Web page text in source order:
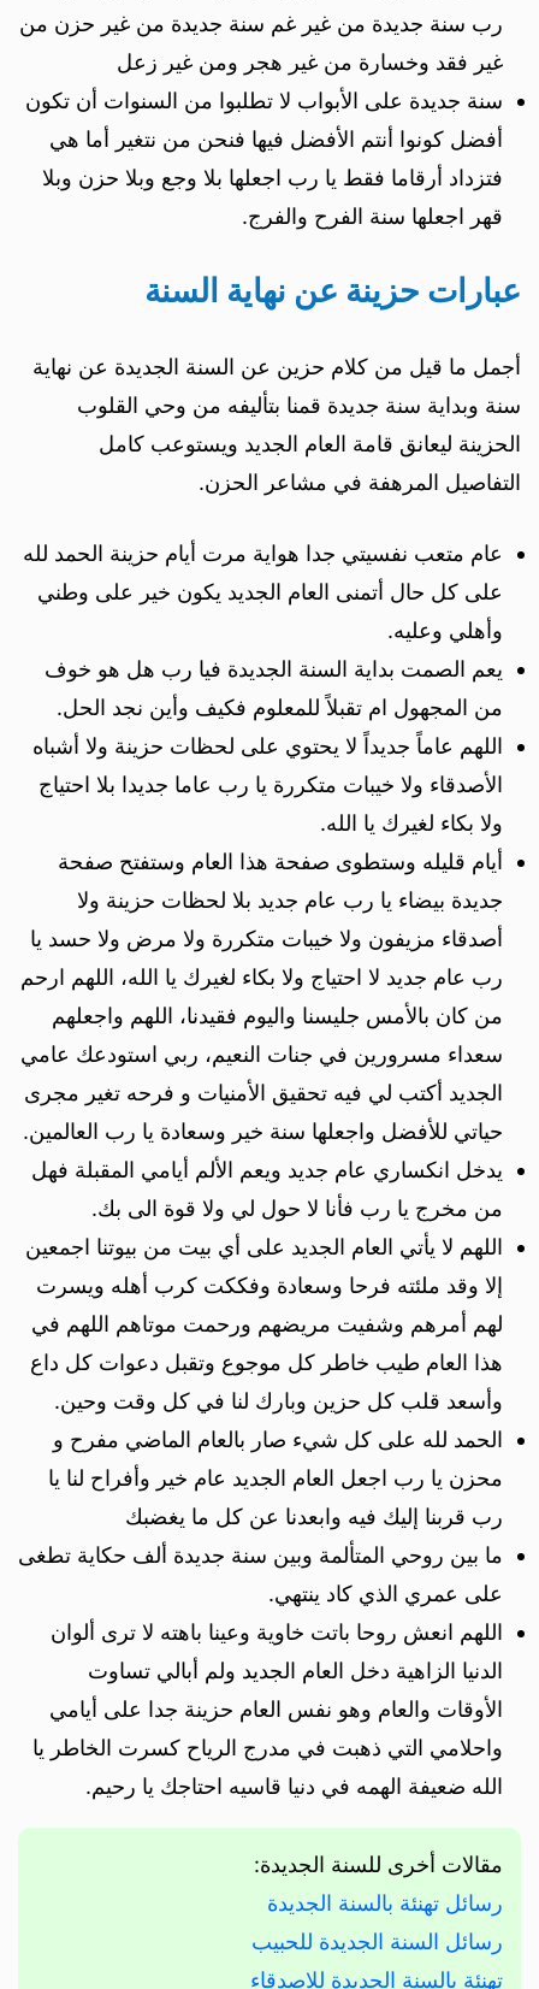
رب سنة جديدة من غير غم سنة جديدة من غير حزن من
غير فقد وخسارة من غير هجر ومن غير زعل
سنة جديدة على الأبواب لا تطلبوا من السنوات أن تكون
أفضل كونوا أنتم الأفضل فيها فنحن من نتغير أما هي
فتزداد أرقاما فقط يا رب اجعلها بلا وجع وبلا حزن وبلا
قهر اجعلها سنة الفرح والفرج.
عبارات حزينة عن نهاية السنة
أجمل ما قيل من كلام حزين عن السنة الجديدة عن نهاية
سنة وبداية سنة جديدة قمنا بتأليفه من وحي القلوب
الحزينة ليعانق قامة العام الجديد ويستوعب كامل
التفاصيل المرهفة في مشاعر الحزن.
عام متعب نفسيتي جدا هواية مرت أيام حزينة الحمد لله
على كل حال أتمنى العام الجديد يكون خير على وطني
وأهلي وعليه.
يعم الصمت بداية السنة الجديدة فيا رب هل هو خوف
من المجهول ام تقبلاً للمعلوم فكيف وأين نجد الحل.
اللهم عاماً جديداً لا يحتوي على لحظات حزينة ولا أشباه
الأصدقاء ولا خيبات متكررة يا رب عاما جديدا بلا احتياج
ولا بكاء لغيرك يا الله.
أيام قليله وستطوى صفحة هذا العام وستفتح صفحة
جديدة بيضاء يا رب عام جديد بلا لحظات حزينة ولا
أصدقاء مزيفون ولا خيبات متكررة ولا مرض ولا حسد يا
رب عام جديد لا احتياج ولا بكاء لغيرك يا الله، اللهم ارحم
من كان بالأمس جليسنا واليوم فقيدنا، اللهم واجعلهم
سعداء مسرورين في جنات النعيم، ربي استودعك عامي
الجديد أكتب لي فيه تحقيق الأمنيات و فرحه تغير مجرى
حياتي للأفضل واجعلها سنة خير وسعادة يا رب العالمين.
يدخل انكساري عام جديد ويعم الألم أيامي المقبلة فهل
من مخرج يا رب فأنا لا حول لي ولا قوة الى بك.
اللهم لا يأتي العام الجديد على أي بيت من بيوتنا اجمعين
إلا وقد ملئته فرحا وسعادة وفككت كرب أهله ويسرت
لهم أمرهم وشفيت مريضهم ورحمت موتاهم اللهم في
هذا العام طيب خاطر كل موجوع وتقبل دعوات كل داع
وأسعد قلب كل حزين وبارك لنا في كل وقت وحين.
الحمد لله على كل شيء صار بالعام الماضي مفرح و
محزن يا رب اجعل العام الجديد عام خير وأفراح لنا يا
رب قربنا إليك فيه وابعدنا عن كل ما يغضبك
ما بين روحي المتألمة وبين سنة جديدة ألف حكاية تطغى
على عمري الذي كاد ينتهي.
اللهم انعش روحا باتت خاوية وعينا باهته لا ترى ألوان
الدنيا الزاهية دخل العام الجديد ولم أبالي تساوت
الأوقات والعام وهو نفس العام حزينة جدا على أيامي
واحلامي التي ذهبت في مدرج الرياح كسرت الخاطر يا
الله ضعيفة الهمه في دنيا قاسيه احتاجك يا رحيم.
مقالات أخرى للسنة الجديدة:
رسائل تهنئة بالسنة الجديدة
رسائل السنة الجديدة للحبيب
تهنئة بالسنة الجديدة للاصدقاء